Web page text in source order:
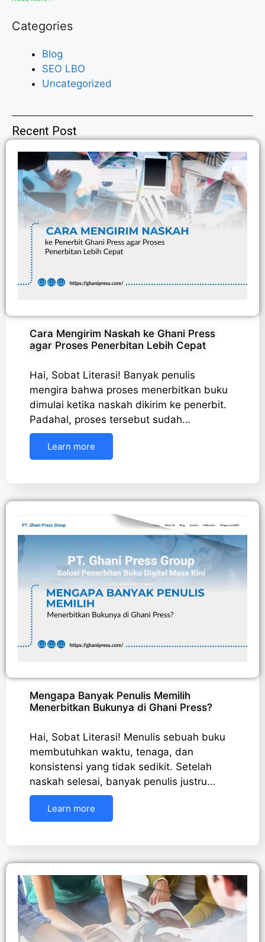
Categories
Blog
SEO LBO
Uncategorized
Recent Post
Cara Mengirim Naskah ke Ghani Press
agar Proses Penerbitan Lebih Cepat
Hai, Sobat Literasi! Banyak penulis
mengira bahwa proses menerbitkan buku
dimulai ketika naskah dikirim ke penerbit.
Padahal, proses tersebut sudah…
Learn more
Mengapa Banyak Penulis Memilih
Menerbitkan Bukunya di Ghani Press?
Hai, Sobat Literasi! Menulis sebuah buku
membutuhkan waktu, tenaga, dan
konsistensi yang tidak sedikit. Setelah
naskah selesai, banyak penulis justru…
Learn more